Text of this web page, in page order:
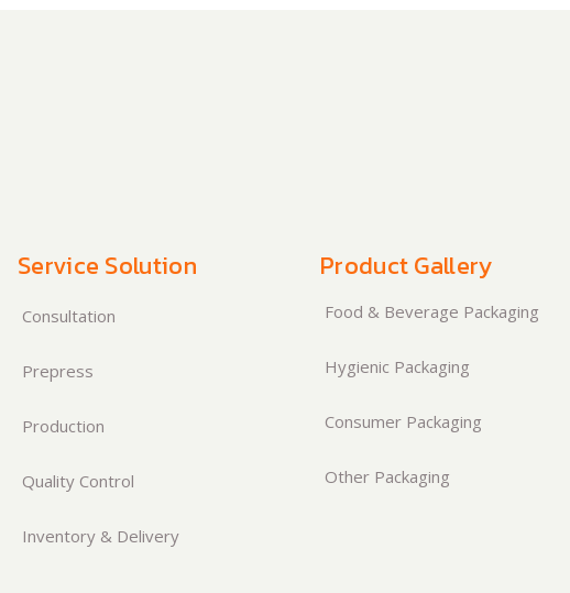
Service Solution
Consultation
Prepress
Production
Quality Control
Inventory & Delivery
Product Gallery
Food & Beverage Packaging
Hygienic Packaging
Consumer Packaging
Other Packaging